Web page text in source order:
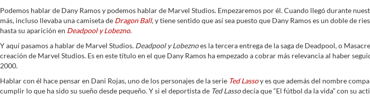
Podemos hablar de Dany Ramos y podemos hablar de Marvel Studios. Empezaremos por él. Cuando llegó durante
más, incluso llevaba una camiseta de Dragon Ball, y tiene sentido que así sea puesto que Dany Ramos es un doble de
hasta su aparición en Deadpool y Lobezno.
Y aquí pasamos a hablar de Marvel Studios. Deadpool y Lobeznoes la tercera entrega de la saga de Deadpool, o
creación de Marvel Studios. Es en este título en el que Dany Ramos ha empezado a cobrar más relevancia al haber
2000.
Hablar con él hace pensar en Dani Rojas, uno de los personajes de la serie Ted Lassoy es que además del nombre
cumplir lo que ha sido su sueño desde pequeño. Y si el deportista de Ted Lassodecía que “El fútbol da la vida” con su